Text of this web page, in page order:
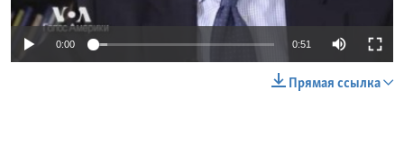
0:00 0:51
Прямая ссылка